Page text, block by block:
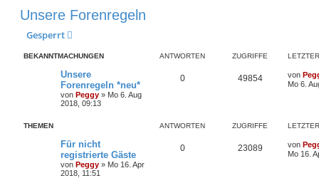
Unsere Forenregeln
Gesperrt
BEKANNTMACHUNGEN ANTWORTEN ZUGRIFFE
Unsere
Forenregeln *neu*
von Peggy » Mo 6. Aug
2018, 09:13
0 49854 von
Mo 6.
THEMEN ANTWORTEN ZUGRIFFE
Für nicht
registrierte Gäste
von Peggy » Mo 16. Apr
2018, 11:51
0 23089 von
Mo 16.